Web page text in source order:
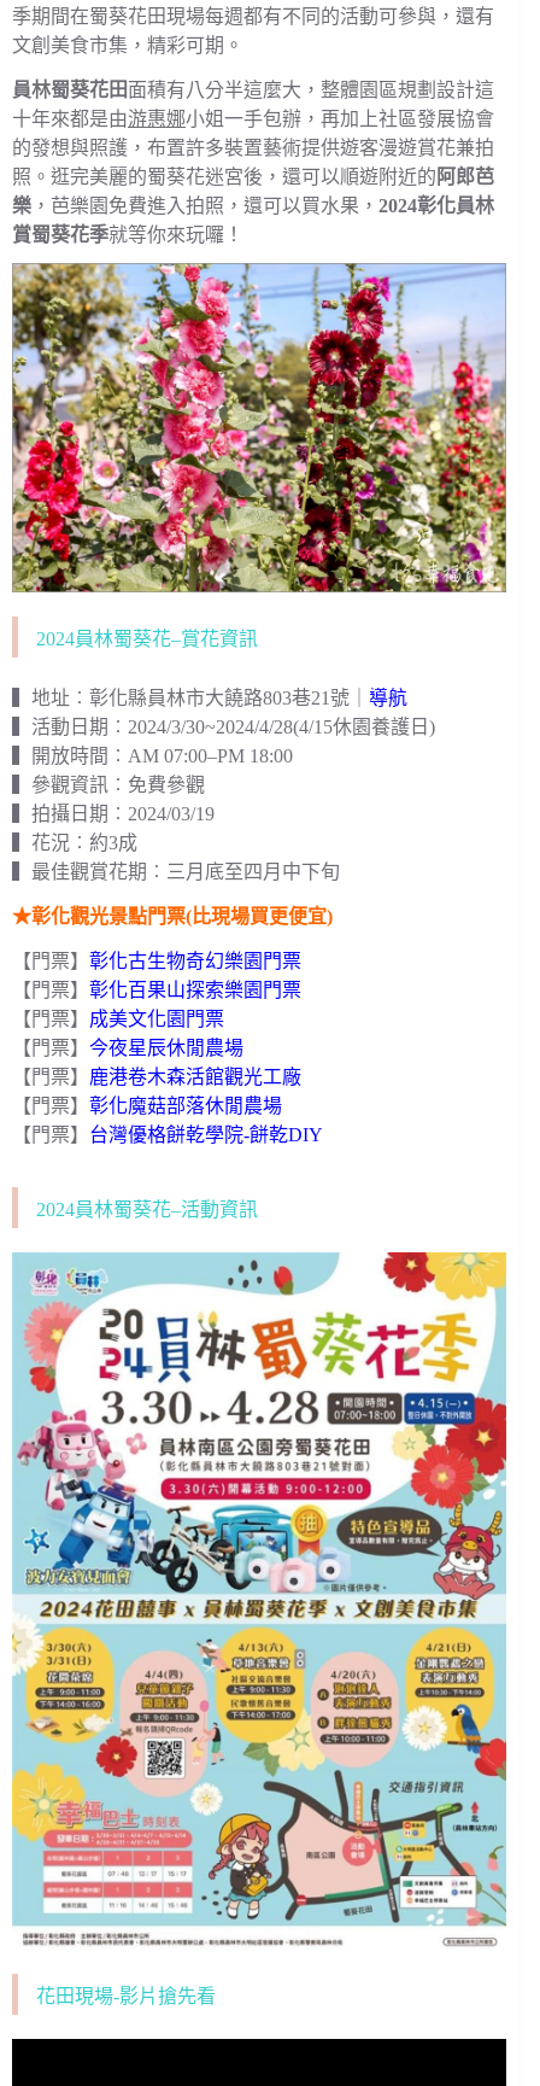
季期間在蜀葵花田現場每週都有不同的活動可參與，還有
文創美食市集，精彩可期。
員林蜀葵花田面積有八分半這麼大，整體園區規劃設計這
十年來都是由游惠娜小姐一手包辦，再加上社區發展協會
的發想與照護，布置許多裝置藝術提供遊客漫遊賞花兼拍
照。逛完美麗的蜀葵花迷宮後，還可以順遊附近的 阿郎芭
樂 ，芭樂園免費進入拍照，還可以買水果， 2024彰化員林
賞蜀葵花季就等你來玩囉！
2024員林蜀葵花–賞花資訊
▍地址︰彰化縣員林市大饒路803巷21號｜ 導航
▍活動日期︰2024/3/30~2024/4/28(4/15休園養護日)
▍開放時間︰AM 07:00–PM 18:00
▍參觀資訊︰免費參觀
▍拍攝日期︰2024/03/19
▍花況︰約3成
▍最佳觀賞花期︰三月底至四月中下旬
★彰化觀光景點門票(比現場買更便宜)
【門票】 彰化古生物奇幻樂園門票
【門票】 彰化百果山探索樂園門票
【門票】 成美文化園門票
【門票】 今夜星辰休閒農場
【門票】 鹿港卷木森活館觀光工廠
【門票】 彰化魔菇部落休閒農場
【門票】 台灣優格餅乾學院-餅乾DIY
2024員林蜀葵花–活動資訊
花田現場-影片搶先看